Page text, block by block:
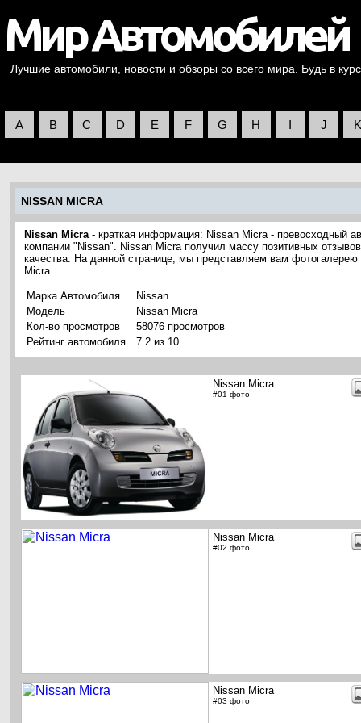
Лучшие автомобили, новости и обзоры со всего мира. Будь в
A B C D E F G H I J K
NISSAN MICRA
Nissan Micra- краткая информация: Nissan Micra - превосходный
компании "Nissan". Nissan Micra получил массу позитивных
качества. На данной странице, мы представляем вам
Micra.
Марка Автомобиля
Nissan
Модель
Nissan Micra
Кол-во просмотров
58076 просмотров
Рейтинг автомобиля
7.2 из 10
Nissan Micra
#01 фото
Nissan Micra
#02 фото
Nissan Micra
#03 фото